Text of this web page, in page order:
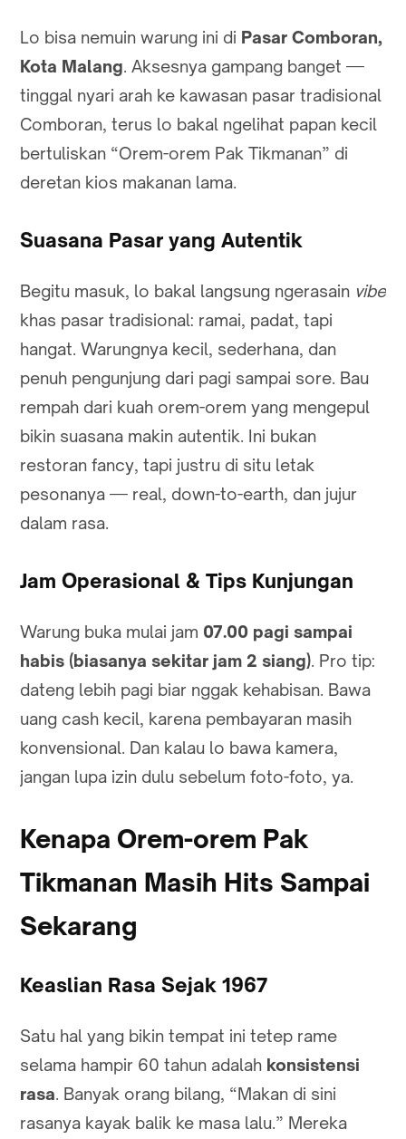
Lo bisa nemuin warung ini di Pasar Comboran,
Kota Malang. Aksesnya gampang banget —
tinggal nyari arah ke kawasan pasar tradisional
Comboran, terus lo bakal ngelihat papan kecil
bertuliskan “Orem-orem Pak Tikmanan” di
deretan kios makanan lama.
Suasana Pasar yang Autentik
Begitu masuk, lo bakal langsung ngerasain vibe
khas pasar tradisional: ramai, padat, tapi
hangat. Warungnya kecil, sederhana, dan
penuh pengunjung dari pagi sampai sore. Bau
rempah dari kuah orem-orem yang mengepul
bikin suasana makin autentik. Ini bukan
restoran fancy, tapi justru di situ letak
pesonanya — real, down-to-earth, dan jujur
dalam rasa.
Jam Operasional & Tips Kunjungan
Warung buka mulai jam 07.00 pagi sampai
habis (biasanya sekitar jam 2 siang). Pro tip:
dateng lebih pagi biar nggak kehabisan. Bawa
uang cash kecil, karena pembayaran masih
konvensional. Dan kalau lo bawa kamera,
jangan lupa izin dulu sebelum foto-foto, ya.
Kenapa Orem-orem Pak
Tikmanan Masih Hits Sampai
Sekarang
Keaslian Rasa Sejak 1967
Satu hal yang bikin tempat ini tetep rame
selama hampir 60 tahun adalah konsistensi
rasa. Banyak orang bilang, “Makan di sini
rasanya kayak balik ke masa lalu.” Mereka